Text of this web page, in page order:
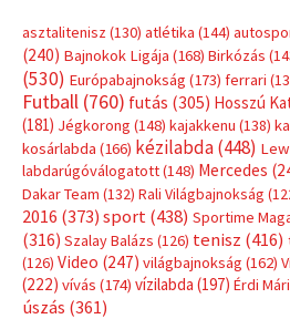
asztalitenisz (130) atlétika (144)
(240) Bajnokok Ligája (168) Birkózás
(530) Európabajnokság (173) ferrari
Futball (760) futás (305) Hosszú
(181) Jégkorong (148) kajakkenu (138)
kosárlabda (166) kézilabda(448)
labdarúgóválogatott(148) Mercedes
Dakar Team (132) Rali Világbajnokság
2016 (373) sport(438) Sportime
(316) Szalay Balázs (126) tenisz (416)
(126) Video (247) világbajnokság (162)
(222) vívás (174) vízilabda (197) Érdi
úszás (361)